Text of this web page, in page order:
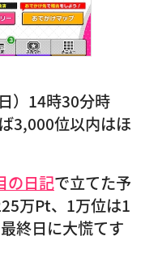
）14時30分時
3,000位以内はほ
の日記で立てた予
万Pt、1万位は1
終日に大慌てす